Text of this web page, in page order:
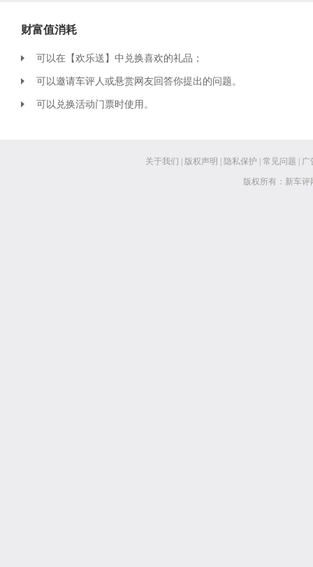
财富值消耗
可以在【欢乐送】中兑换喜欢的礼品；
可以邀请车评人或悬赏网友回答你提出的问题。
可以兑换活动门票时使用。
关于我们 版权声明 隐私保护 常见问题 广
版权所有：新车评